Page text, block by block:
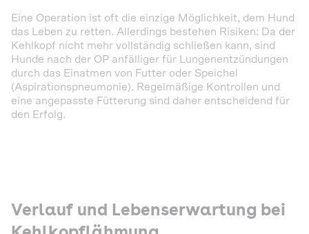
Eine Operation ist oft die einzige Möglichkeit, dem Hund
das Leben zu retten. Allerdings bestehen Risiken: Da der
Kehlkopf nicht mehr vollständig schließen kann, sind
Hunde nach der OP anfälliger für Lungenentzündungen
durch das Einatmen von Futter oder Speichel
(Aspirationspneumonie). Regelmäßige Kontrollen und
eine angepasste Fütterung sind daher entscheidend für
den Erfolg.
Verlauf und Lebenserwartung bei